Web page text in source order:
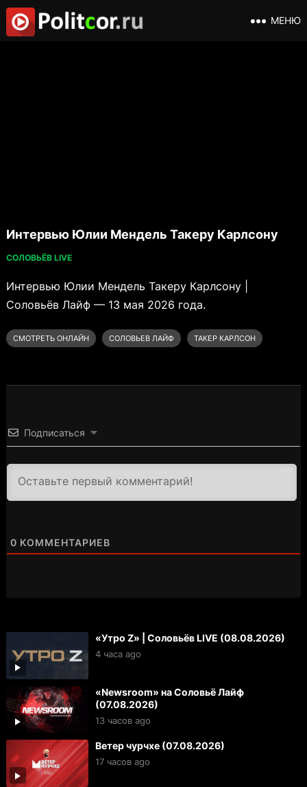
МЕНЮ
Интервью Юлии Мендель Такеру Карлсону
СОЛОВЬЁВ LIVE
Интервью Юлии Мендель Такеру Карлсону |
Соловьёв Лайф — 13 мая 2026 года.
СМОТРЕТЬ ОНЛАЙН СОЛОВЬЕВ ЛАЙФ ТАКЕР КАРЛСОН
Подписаться
0 КОММЕНТАРИЕВ
«Утро Z» | Соловьёв LIVE (08.08.2026)
4 часа ago
«Newsroom» на Соловьё Лайф
(07.08.2026)
13 часов ago
Ветер чурчхе (07.08.2026)
17 часов ago